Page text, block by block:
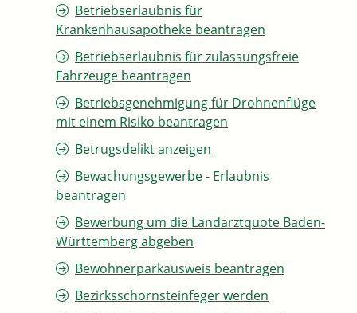
Betriebserlaubnis für
Krankenhausapotheke beantragen
Betriebserlaubnis für zulassungsfreie
Fahrzeuge beantragen
Betriebsgenehmigung für Drohnenflüge
mit einem Risiko beantragen
Betrugsdelikt anzeigen
Bewachungsgewerbe - Erlaubnis
beantragen
Bewerbung um die Landarztquote Baden-
Württemberg abgeben
Bewohnerparkausweis beantragen
Bezirksschornsteinfeger werden